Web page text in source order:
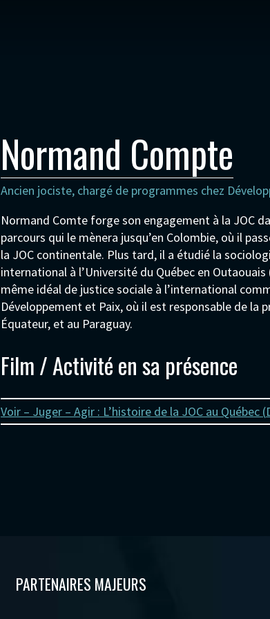
Normand Compte
Ancien jociste, chargé de programmes chez
Normand Comte forge son engagement à la JOC
parcours qui le mènera jusqu’en Colombie, où il
la JOC continentale. Plus tard, il a étudié la
international à l’Université du Québec en
même idéal de justice sociale à l’international
Développement et Paix, où il est responsable de la
Équateur, et au Paraguay.
Film / Activité en sa présence
Voir – Juger – Agir : L’histoire de la JOC au Québec (
PARTENAIRES MAJEURS